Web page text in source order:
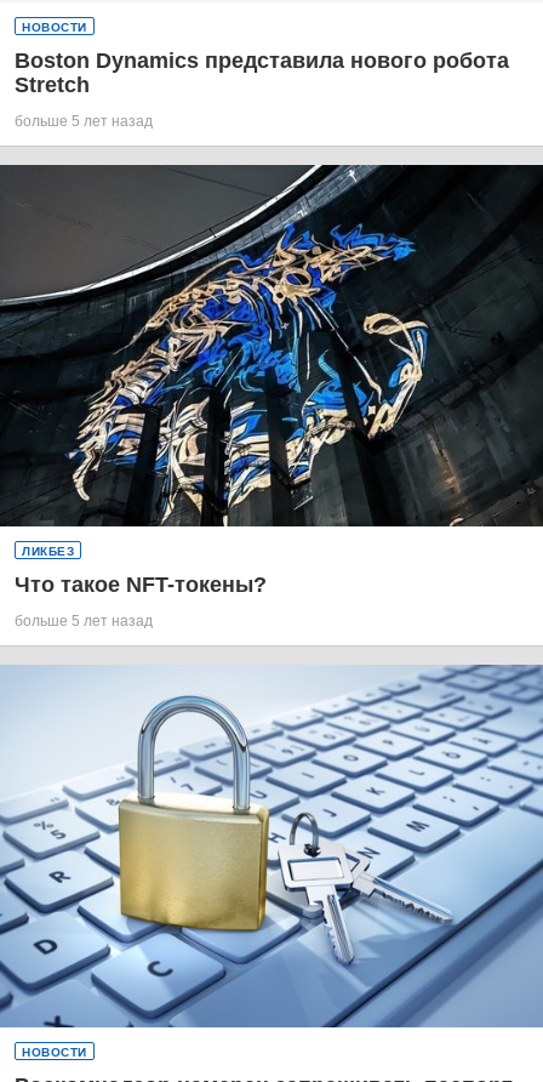
НОВОСТИ
Boston Dynamics представила нового робота
Stretch
больше 5 лет назад
ЛИКБЕЗ
Что такое NFT-токены?
больше 5 лет назад
НОВОСТИ